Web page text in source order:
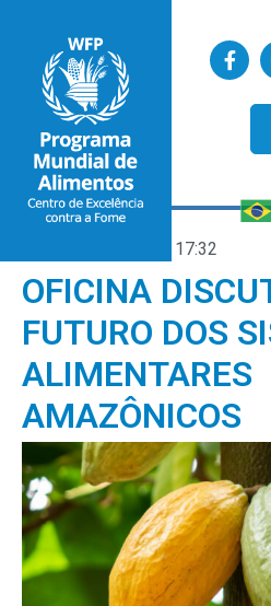
17:32
OFICINA
FUTURO DOS
ALIMENTARES
AMAZÔNICOS